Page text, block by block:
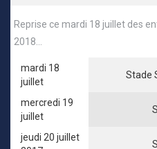
Reprise ce mardi 18 juillet des
2018…
mardi 18
juillet
Stade
mercredi 19
juillet
jeudi 20 juillet